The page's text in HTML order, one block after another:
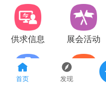
首页 发现
供求信息 展会活动